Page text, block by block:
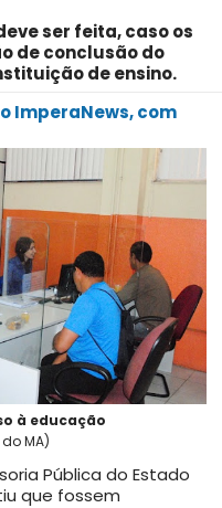
ser feita, caso os
de conclusão do
de ensino.
ImperaNews, com
à educação
MA)
Pública do Estado
que fossem